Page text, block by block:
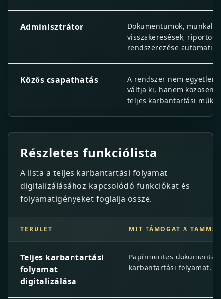
Adminisztrátor
Dokumentumok,
visszakeresések, riportok
rendszerezése
Közös csapathatás
A rendszer nem egyetlen
váltja ki, hanem közösen
teljes karbantartási
Részletes funkciólista
A lista a teljes karbantartási folyamat
digitalizálásához kapcsolódó funkciókat és
folyamatigényeket foglalja össze.
TERÜLET MIT TÁMOGAT A TAMMS-
Teljes karbantartási
folyamat
digitalizálása
Papírmentes
karbantartási folyamat.